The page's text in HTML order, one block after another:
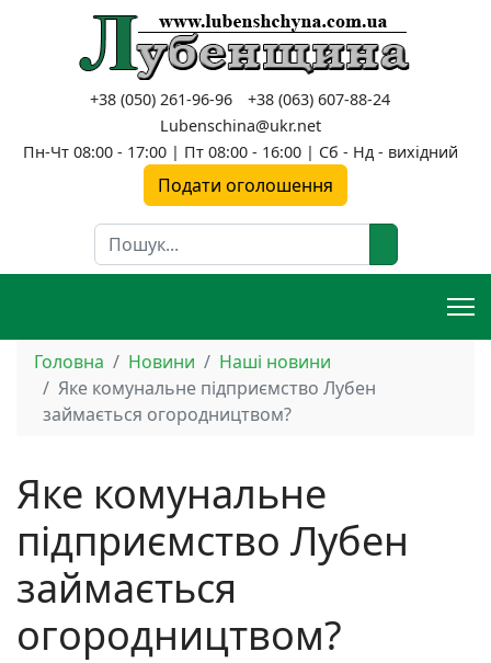
+38 (050) 261-96-96
+38 (063) 607-88-24
Lubenschina@ukr.net
Пн-Чт 08:00 - 17:00 | Пт 08:00 - 16:00 | Сб - Нд - вихідний
Подати оголошення
Пошук
Головна Новини
Наші новини
Яке комунальне підприємство Лубен
займається огородництвом?
Яке комунальне
підприємство Лубен
займається
огородництвом?